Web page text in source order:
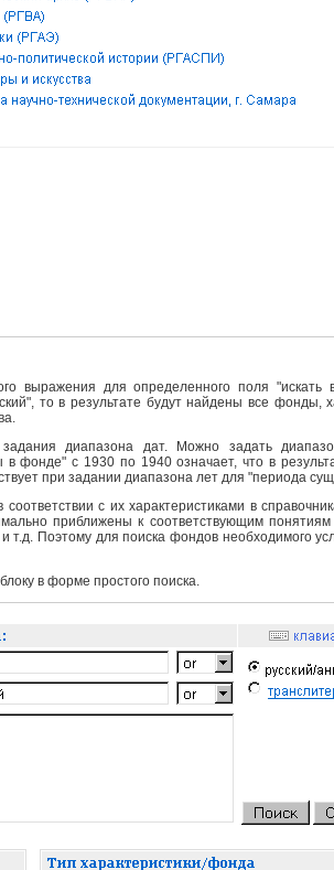
выражения для определенного поля
то в результате будут найдены все фонды,
диапазона дат. Можно задать
фонде" с 1930 по 1940 означает, что в
при задании диапазона лет для "периода
с их характеристиками в
приближены к соответствующим понятиям
Поэтому для поиска фондов необходимого
в форме простого поиска.